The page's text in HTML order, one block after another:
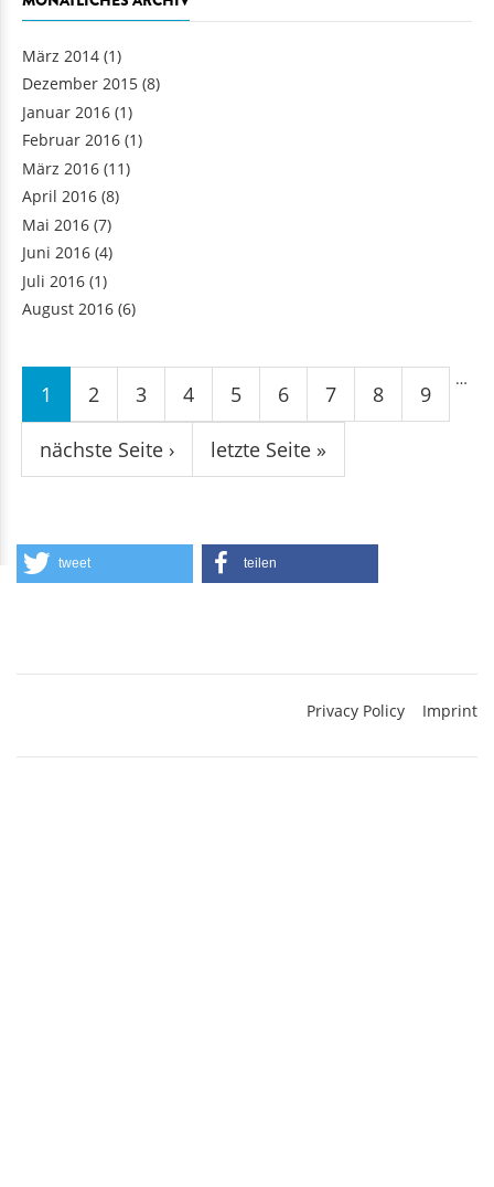
März 2014 (1)
Dezember 2015 (8)
Januar 2016 (1)
Februar 2016 (1)
März 2016 (11)
April 2016 (8)
Mai 2016 (7)
Juni 2016 (4)
Juli 2016 (1)
August 2016 (6)
Seiten
1 2 3 4 5 6 7 8 9
…
nächste Seite › letzte Seite »
tweet teilen
Privacy Policy Imprint